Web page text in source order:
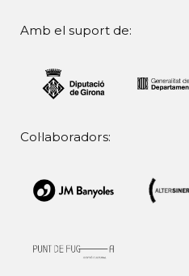
Amb el suport de:
Col·laboradors: